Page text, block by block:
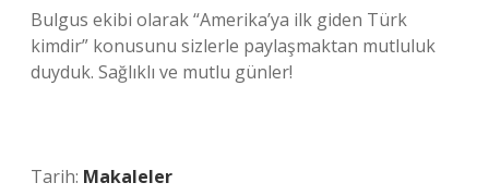
Bulgus ekibi olarak “Amerika’ya ilk giden Türk
kimdir” konusunu sizlerle paylaşmaktan mutluluk
duyduk. Sağlıklı ve mutlu günler!
Tarih: Makaleler